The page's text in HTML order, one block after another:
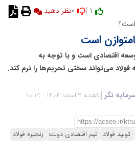
است؟
است
اقتصادی است و با توجه به
می‌تواند سختی تحریم‌ها را نرم کند.
نگر یکشنبه 3 اسفند 1404 - 10:19
تولید فولاد تیم اقتصادی دولت زنجیره فولاد